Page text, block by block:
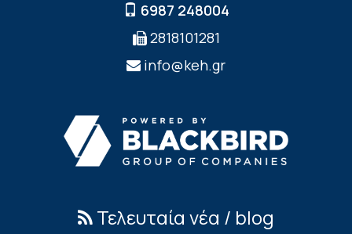
6987 248004
2818101281
info@keh.gr
Τελευταία νέα / blog